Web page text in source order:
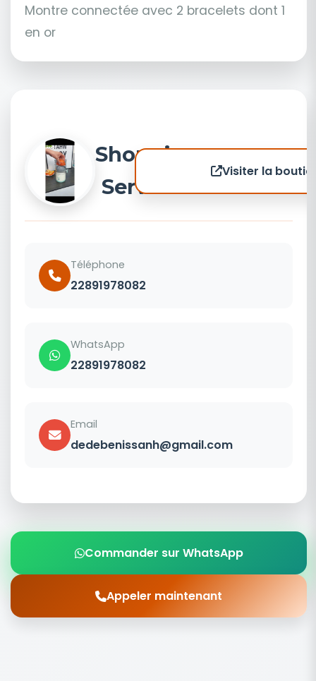
Montre connectée avec 2 bracelets dont 1
en or
Shopping
Service 1
Visiter la
Téléphone
22891978082
WhatsApp
22891978082
Email
dedebenissanh@gmail.com
Commander sur WhatsApp
Appeler maintenant